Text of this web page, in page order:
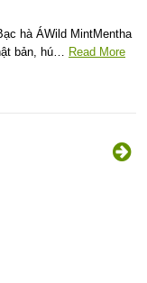
hà ÁWild MintMentha
bản, hú… Read More